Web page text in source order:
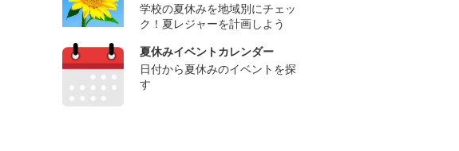
学校の夏休みを地域別にチェッ
ク！夏レジャーを計画しよう
夏休みイベントカレンダー
日付から夏休みのイベントを探
す